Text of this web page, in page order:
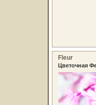
Fleur
Цветочная